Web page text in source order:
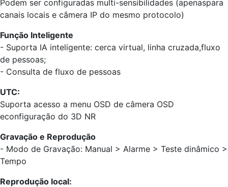
Podem ser configuradas multi-sensibilidades (apenaspara
canais locais e câmera IP do mesmo protocolo)
Função Inteligente
- Suporta IA inteligente: cerca virtual, linha cruzada,fluxo
de pessoas;
- Consulta de fluxo de pessoas
UTC:
Suporta acesso a menu OSD de câmera OSD
econfiguração do 3D NR
Gravação e Reprodução
- Modo de Gravação: Manual > Alarme > Teste dinâmico >
Tempo
Reprodução local: